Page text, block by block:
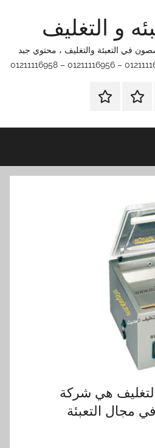
و التغليف
في التعبئة والتغليف ، محتوي جبد
اتصل
اتـصـل
في
التي
هي شركة
مجال التعبئة